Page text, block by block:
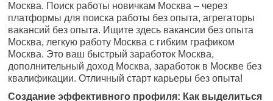
Москва. Поиск работы новичкам Москва – через
платформы для поиска работы без опыта, агрегаторы
вакансий без опыта. Ищите здесь вакансии без опыта
Москва, легкую работу Москва с гибким графиком
Москва. Это ваш быстрый заработок Москва,
дополнительный доход Москва, заработок в Москве без
квалификации. Отличный старт карьеры без опыта!
Создание эффективного профиля: Как выделиться